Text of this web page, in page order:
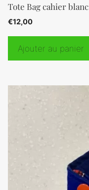
Tote Bag cahier blanc
€12,00
Ajouter au panier